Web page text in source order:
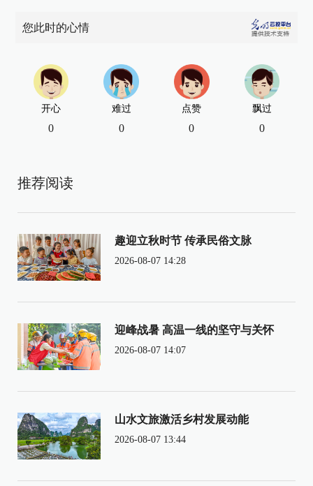
您此时的心情
开心
0
难过
0
点赞
0
飘过
0
推荐阅读
趣迎立秋时节 传承民俗文脉
2026-08-07 14:28
迎峰战暑 高温一线的坚守与关怀
2026-08-07 14:07
山水文旅激活乡村发展动能
2026-08-07 13:44